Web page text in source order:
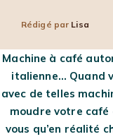
Rédigé par Lisa
Machine à café
italienne… Quand
avec de telles
moudre votre café
vous qu’en réalité